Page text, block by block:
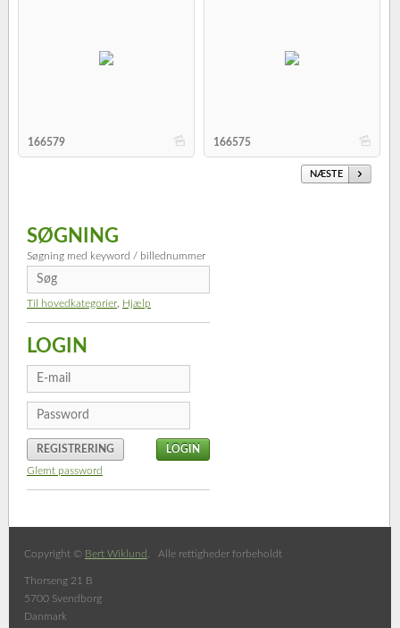
b
166579 b
166575
NÆSTE
SØGNING
Søgning med keyword / billednummer
Til hovedkategorier Hjælp
LOGIN
REGISTRERING
Glemt password
Copyright © Bert Wiklund . Alle rettigheder forbeholdt
Thorseng 21 B
5700 Svendborg
Danmark